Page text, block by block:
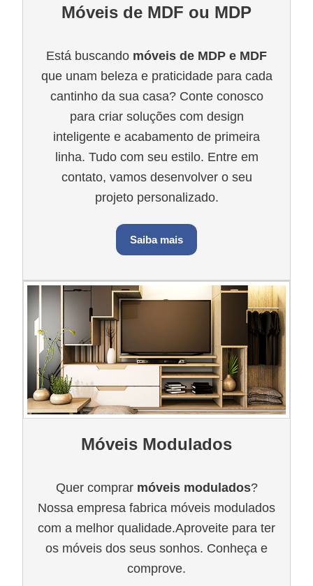
Móveis de MDF ou MDP
Está buscando móveis de MDP e MDF
que unam beleza e praticidade para cada
cantinho da sua casa? Conte conosco
para criar soluções com design
inteligente e acabamento de primeira
linha. Tudo com seu estilo. Entre em
contato, vamos desenvolver o seu
projeto personalizado.
Saiba mais
Móveis Modulados
Quer comprar móveis modulados?
Nossa empresa fabrica móveis modulados
com a melhor qualidade.Aproveite para ter
os móveis dos seus sonhos. Conheça e
comprove.